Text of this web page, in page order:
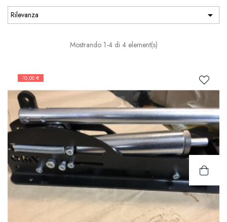
Rilevanza 
Mostrando 1-4 di 4 element(s)
-10,00 €